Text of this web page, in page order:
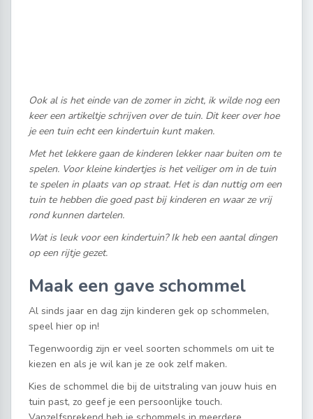
Ook al is het einde van de zomer in zicht, ik wilde nog een
keer een artikeltje schrijven over de tuin. Dit keer over hoe
je een tuin echt een kindertuin kunt maken.
Met het lekkere gaan de kinderen lekker naar buiten om te
spelen. Voor kleine kindertjes is het veiliger om in de tuin
te spelen in plaats van op straat. Het is dan nuttig om een
tuin te hebben die goed past bij kinderen en waar ze vrij
rond kunnen dartelen.
Wat is leuk voor een kindertuin? Ik heb een aantal dingen
op een rijtje gezet.
Maak een gave schommel
Al sinds jaar en dag zijn kinderen gek op schommelen,
speel hier op in!
Tegenwoordig zijn er veel soorten schommels om uit te
kiezen en als je wil kan je ze ook zelf maken.
Kies de schommel die bij de uitstraling van jouw huis en
tuin past, zo geef je een persoonlijke touch.